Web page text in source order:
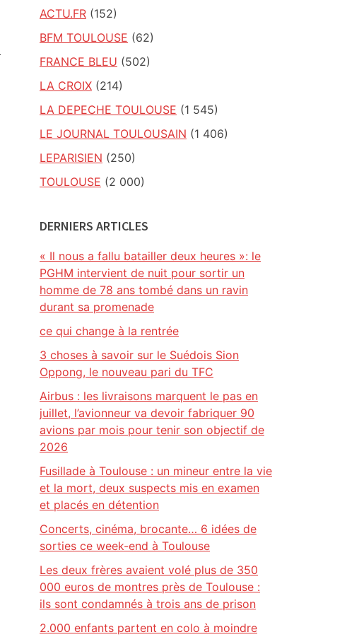
ACTU.FR (152)
BFM TOULOUSE (62)
FRANCE BLEU (502)
LA CROIX (214)
LA DEPECHE TOULOUSE (1 545)
LE JOURNAL TOULOUSAIN (1 406)
LEPARISIEN (250)
TOULOUSE (2 000)
DERNIERS ARTICLES
« Il nous a fallu batailler deux heures »: le
PGHM intervient de nuit pour sortir un
homme de 78 ans tombé dans un ravin
durant sa promenade
ce qui change à la rentrée
3 choses à savoir sur le Suédois Sion
Oppong, le nouveau pari du TFC
Airbus : les livraisons marquent le pas en
juillet, l’avionneur va devoir fabriquer 90
avions par mois pour tenir son objectif de
2026
Fusillade à Toulouse : un mineur entre la vie
et la mort, deux suspects mis en examen
et placés en détention
Concerts, cinéma, brocante… 6 idées de
sorties ce week-end à Toulouse
Les deux frères avaient volé plus de 350
000 euros de montres près de Toulouse :
ils sont condamnés à trois ans de prison
2.000 enfants partent en colo à moindre